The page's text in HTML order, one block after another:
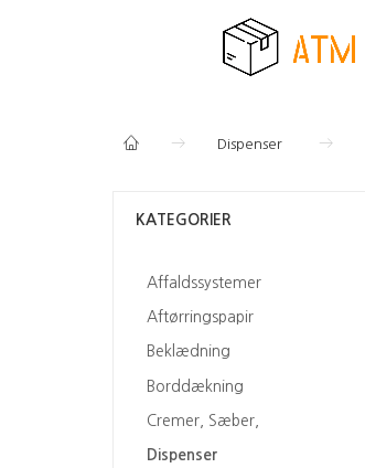
Dispenser
KATEGORIER
Affaldssystemer
Aftørringspapir
Beklædning
Borddækning
Cremer, Sæber,
Dispenser